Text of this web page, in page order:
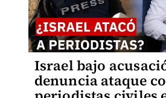
Israel bajo
denuncia ataque